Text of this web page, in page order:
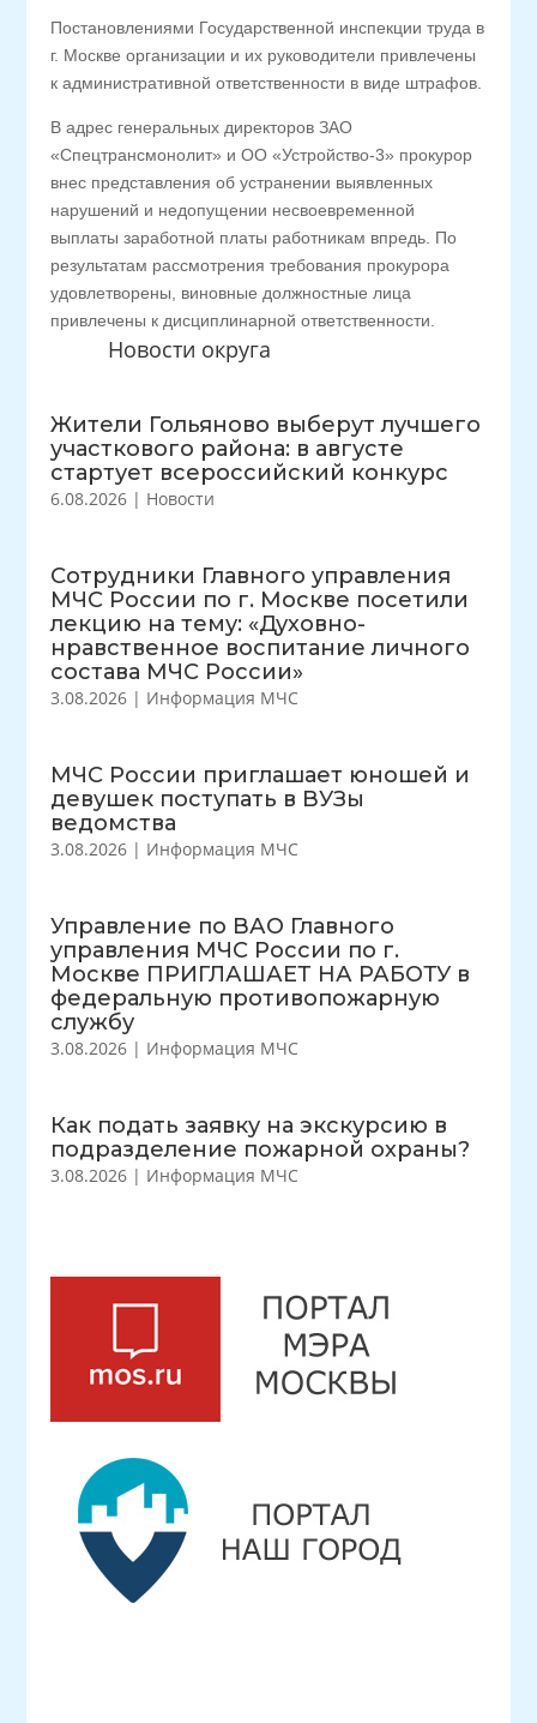
Новости округа
Жители Гольяново выберут лучшего
участкового района: в августе
стартует всероссийский конкурс
6.08.2026 | Новости
Сотрудники Главного управления
МЧС России по г. Москве посетили
лекцию на тему: «Духовно-
нравственное воспитание личного
состава МЧС России»
3.08.2026 | Информация МЧС
МЧС России приглашает юношей и
девушек поступать в ВУЗы
ведомства
3.08.2026 | Информация МЧС
Управление по ВАО Главного
управления МЧС России по г.
Москве ПРИГЛАШАЕТ НА РАБОТУ в
федеральную противопожарную
службу
3.08.2026 | Информация МЧС
Как подать заявку на экскурсию в
подразделение пожарной охраны?
3.08.2026 | Информация МЧС
Постановлениями Государственной инспекции труда в
г. Москве организации и их руководители привлечены
к административной ответственности в виде штрафов.
В адрес генеральных директоров ЗАО
«Спецтрансмонолит» и ОО «Устройство-3» прокурор
внес представления об устранении выявленных
нарушений и недопущении несвоевременной
выплаты заработной платы работникам впредь. По
результатам рассмотрения требования прокурора
удовлетворены, виновные должностные лица
привлечены к дисциплинарной ответственности.